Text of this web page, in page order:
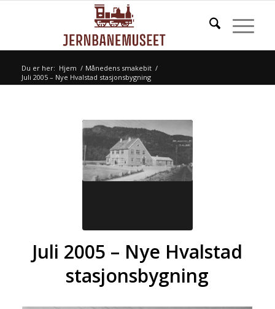
Du er her: Hjem / Månedens smakebit /
Juli 2005 – Nye Hvalstad stasjonsbygning
Juli 2005 – Nye Hvalstad
stasjonsbygning